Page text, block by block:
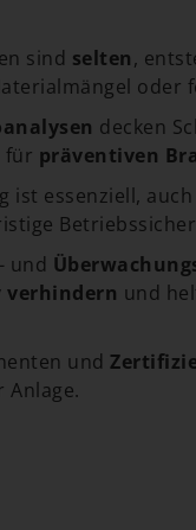
sind selten,
oder
decken
für präventiven
ist essenziell,
und
verhindern und
und
Anlage.